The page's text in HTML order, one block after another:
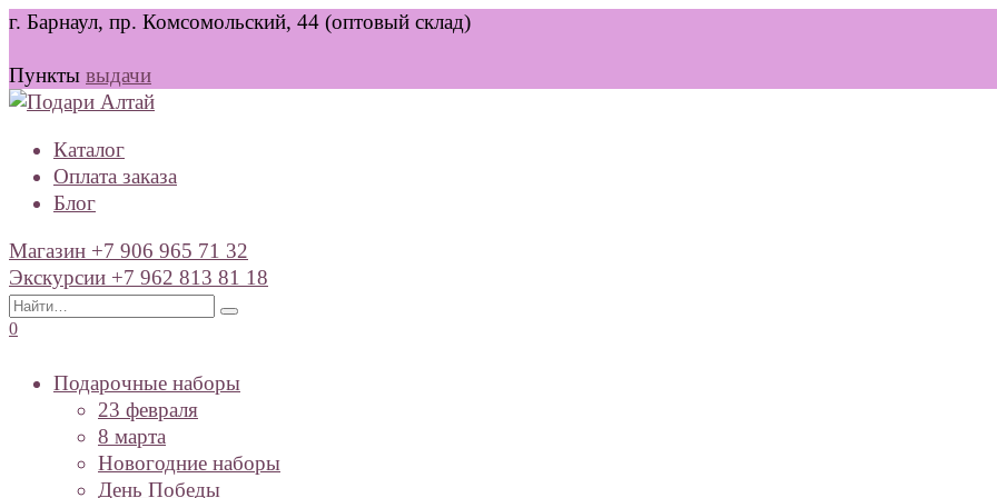
Перейти
содержанию
г. Барнаул, пр. Комсомольский, 44 (оптовый склад)
Пункты выдачи
Каталог
Оплата заказа
Блог
Магазин +7 906 965 71 32
Экскурсии +7 962 813 81 18
Search
for:
0
Подарочные наборы
23 февраля
8 марта
Новогодние наборы
День Победы